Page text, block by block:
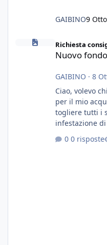
GAIBINO9
Richiesta
Nuovo
GAIBINO · 8
Ciao, volevo
per il mio
togliere tutti i
infestazione
cardinali, e tre
0 risposte